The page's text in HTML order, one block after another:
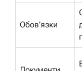
Обов’язки